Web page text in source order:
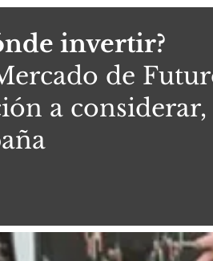
invertir?
de
a